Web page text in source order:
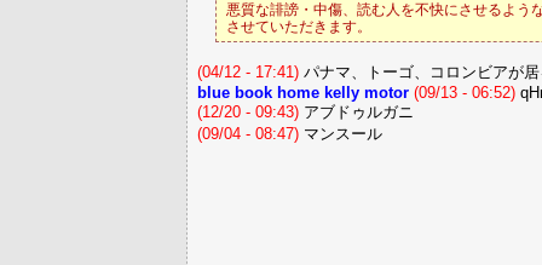
悪質な誹謗・中傷、読む人を不快にさせるよう
させていただきます。
(04/12 - 17:41) パナマ、トーゴ、コロンビアが
blue book home kelly motor (09/13 - 06:52)
(12/20 - 09:43) アブドゥルガニ
(09/04 - 08:47) マンスール